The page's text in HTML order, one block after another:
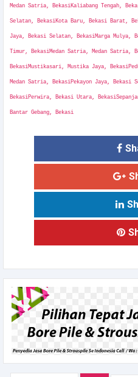
Medan Satria, BekasiKaliabang Tengah,
Selatan, BekasiKota Baru, Bekasi Barat,
Jaya, Bekasi Selatan, BekasiMarga Mulya,
Timur, BekasiMedan Satria, Medan Satria,
BekasiMustikasari, Mustika Jaya,
Medan Satria, BekasiPekayon Jaya, Bekasi
BekasiPerwira, Bekasi Utara,
Bantar Gebang, Bekasi